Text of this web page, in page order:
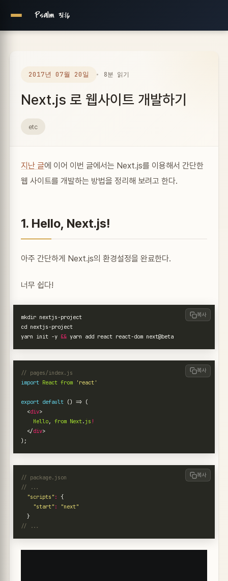
Psalm 31:16
2017년 07월 20일 8분 읽기
Next.js 로 웹사이트 개발하기
etc
지난 글에 이어 이번 글에서는 Next.js를 이용해서 간단한
웹 사이트를 개발하는 방법을 정리해 보려고 한다.
1. Hello, Next.js!
아주 간단하게 Next.js의 환경설정을 완료한다.
너무 쉽다!
cd
yarn init -y &&
복사
import React from 'react'
export default () => (
<div>
Hello, from Next. js !
</div>
);
복사
"scripts" : {
"start" :
"next"
}
복사